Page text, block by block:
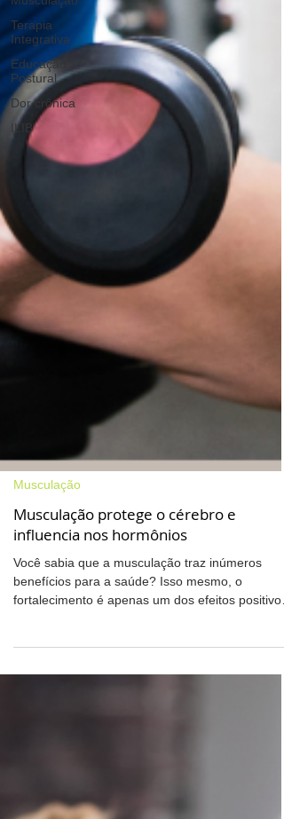
Terapia
Integrativa
Educação
Postural
Dor crônica
ILIB
Musculação
influencia nos hormônios
Você sabia que a musculação traz inúmeros
músculos é relativamente recente. Contudo,